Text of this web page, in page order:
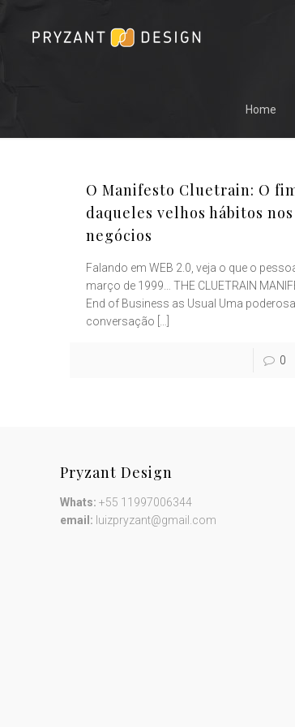
Home
O Manifesto Cluetrain: O
daqueles velhos hábitos nos
negócios
Falando em WEB 2.0, veja o que o
março de 1999… THE CLUETRAIN
End of Business as Usual Uma poderosa
conversação
0
Pryzant Design
Whats: +55 11997006344
email: luizpryzant@gmail.com